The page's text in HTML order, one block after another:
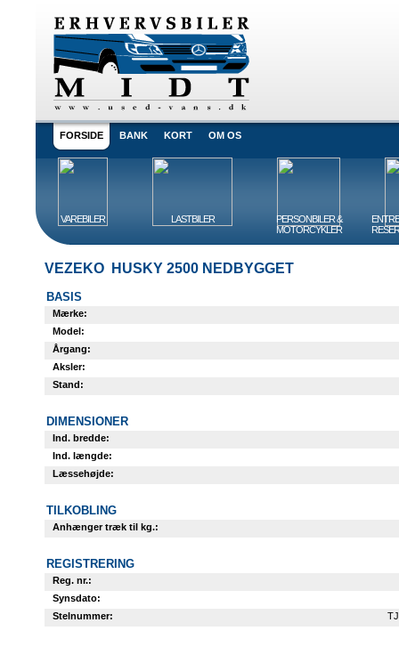
FORSIDE BANK KORT OM OS
VAREBILER LASTBILER
PERSONBILER &
MOTORCYKLER
VEZEKO HUSKY 2500 NEDBYGGET
BASIS
Mærke:
Model:
Årgang:
Aksler:
Stand:
DIMENSIONER
Ind. bredde:
Ind. længde:
Læssehøjde:
TILKOBLING
Anhænger træk til kg.:
REGISTRERING
Reg. nr.:
Synsdato:
Stelnummer: